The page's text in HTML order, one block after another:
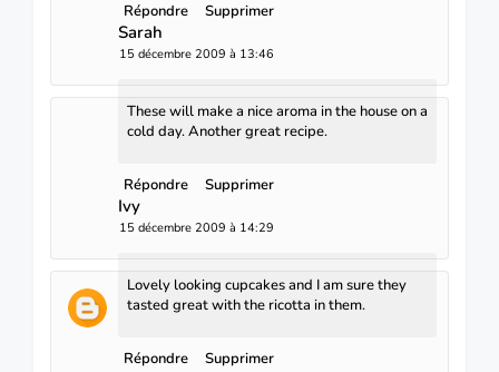
Répondre Supprimer
Sarah
15 décembre 2009 à 13:46
These will make a nice aroma in the house on a
cold day. Another great recipe.
Répondre Supprimer
Ivy
15 décembre 2009 à 14:29
Lovely looking cupcakes and I am sure they
tasted great with the ricotta in them.
Répondre Supprimer